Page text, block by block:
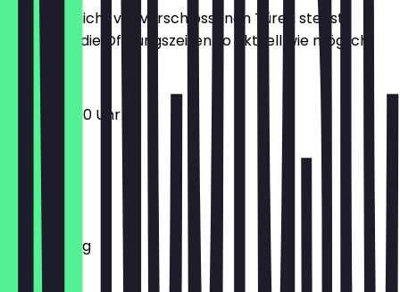
Damit du nicht vor verschlossenen Türen stehst,
halten wir die Öffnungszeiten so aktuell wie möglich.
13:00 - 22:00 Uhr
Montag
Dienstag
Mittwoch
Donnerstag
Freitag